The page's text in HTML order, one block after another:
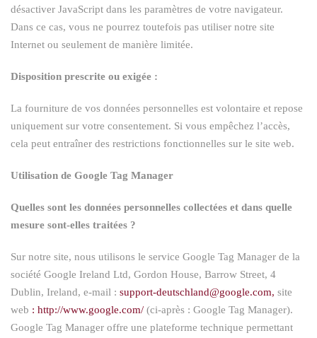
désactiver JavaScript dans les paramètres de votre navigateur.
Dans ce cas, vous ne pourrez toutefois pas utiliser notre site
Internet ou seulement de manière limitée.
Disposition prescrite ou exigée :
La fourniture de vos données personnelles est volontaire et repose
uniquement sur votre consentement. Si vous empêchez l’accès,
cela peut entraîner des restrictions fonctionnelles sur le site web.
Utilisation de Google Tag Manager
Quelles sont les données personnelles collectées et dans quelle
mesure sont-elles traitées ?
Sur notre site, nous utilisons le service Google Tag Manager de la
société Google Ireland Ltd, Gordon House, Barrow Street, 4
Dublin, Ireland, e-mail : support-deutschland@google.com, site
web : http://www.google.com/ (ci-après : Google Tag Manager).
Google Tag Manager offre une plateforme technique permettant